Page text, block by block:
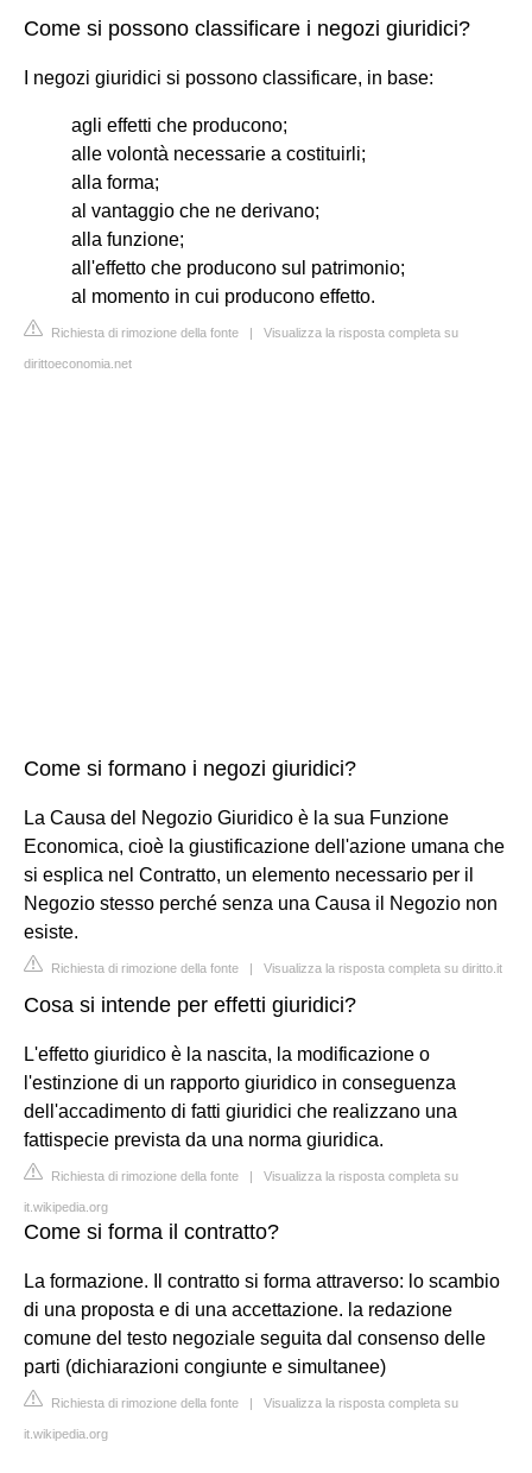
Come si possono classificare i negozi giuridici?
I negozi giuridici si possono classificare, in base:
agli effetti che producono;
alle volontà necessarie a costituirli;
alla forma;
al vantaggio che ne derivano;
alla funzione;
all'effetto che producono sul patrimonio;
al momento in cui producono effetto.
Richiesta di rimozione della fonte | Visualizza la risposta completa su
dirittoeconomia.net
Come si formano i negozi giuridici?
La Causa del Negozio Giuridico è la sua Funzione
Economica, cioè la giustificazione dell'azione umana che
si esplica nel Contratto, un elemento necessario per il
Negozio stesso perché senza una Causa il Negozio non
esiste.
Richiesta di rimozione della fonte | Visualizza la risposta completa su diritto.it
Cosa si intende per effetti giuridici?
L'effetto giuridico è la nascita, la modificazione o
l'estinzione di un rapporto giuridico in conseguenza
dell'accadimento di fatti giuridici che realizzano una
fattispecie prevista da una norma giuridica.
Richiesta di rimozione della fonte | Visualizza la risposta completa su
it.wikipedia.org
Come si forma il contratto?
La formazione. Il contratto si forma attraverso: lo scambio
di una proposta e di una accettazione. la redazione
comune del testo negoziale seguita dal consenso delle
parti (dichiarazioni congiunte e simultanee)
Richiesta di rimozione della fonte | Visualizza la risposta completa su
it.wikipedia.org